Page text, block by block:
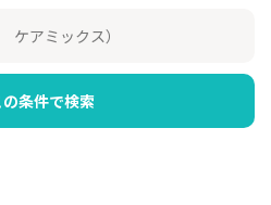
の条件で検索